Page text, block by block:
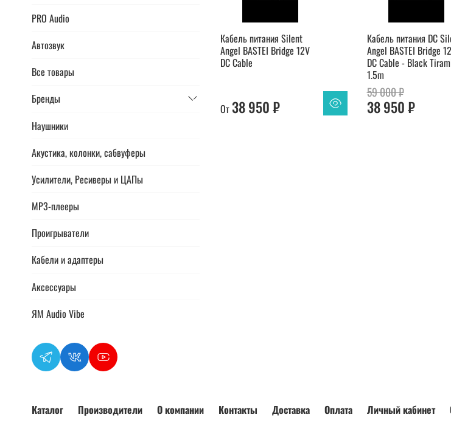
Кабель питания Silent
Angel BASTEI Bridge 12V
DC Cable
От38 950 ₽
Кабель питания DC
Angel BASTEI Bridge
DC Cable - Black
1.5m
59 000 ₽
38 950 ₽
PRO Audio
Автозвук
Все товары
Бренды
Наушники
Акустика, колонки, сабвуферы
Усилители, Ресиверы и ЦАПы
MP3-плееры
Проигрыватели
Кабели и адаптеры
Аксессуары
ЯМ Audio Vibe
Каталог Производители О компании Контакты Доставка Оплата Личный кабинет